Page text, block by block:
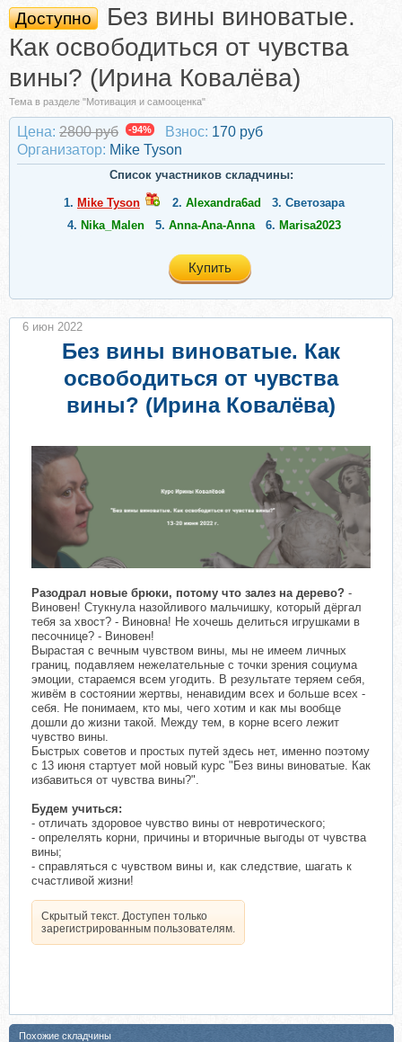
Доступно
Без вины виноватые.
Как освободиться от чувства
вины? (Ирина Ковалёва)
Тема в разделе "Мотивация и самооценка"
Цена: 2800 руб -94% Взнос: 170 руб
Организатор: Mike Tyson
Список участников складчины:
1. Mike Tyson 2. Alexandra6ad 3. Светозара
4. Nika_Malen 5. Anna-Ana-Anna 6. Marisa2023
Купить
Без вины виноватые. Как
освободиться от чувства
вины? (Ирина Ковалёва)
Разодрал новые брюки, потому что залез на дерево? -
Виновен! Стукнула назойливого мальчишку, который дёргал
тебя за хвост? - Виновна! Не хочешь делиться игрушками в
песочнице? - Виновен!
Вырастая с вечным чувством вины, мы не имеем личных
границ, подавляем нежелательные с точки зрения социума
эмоции, стараемся всем угодить. В результате теряем себя,
живём в состоянии жертвы, ненавидим всех и больше всех -
себя. Не понимаем, кто мы, чего хотим и как мы вообще
дошли до жизни такой. Между тем, в корне всего лежит
чувство вины.
Быстрых советов и простых путей здесь нет, именно поэтому
с 13 июня стартует мой новый курс "Без вины виноватые. Как
избавиться от чувства вины?".
Будем учиться:
- отличать здоровое чувство вины от невротического;
- опрелелять корни, причины и вторичные выгоды от чувства
вины;
- справляться с чувством вины и, как следствие, шагать к
счастливой жизни!
Скрытый текст. Доступен только
зарегистрированным пользователям.
6 июн 2022
Похожие складчины